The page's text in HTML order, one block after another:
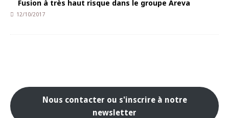
Fusion à très haut risque dans le groupe Areva
12/10/2017
Nous contacter ou s'inscrire à notre
newsletter